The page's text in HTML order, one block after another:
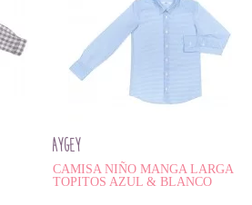
AYGEY
CAMISA NIÑO MANGA LARGA
TOPITOS AZUL & BLANCO